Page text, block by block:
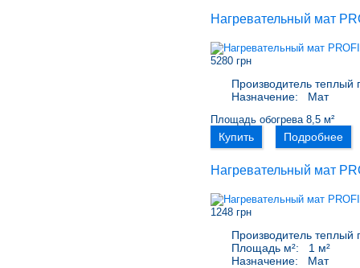
Нагревательный мат
5280 грн
Производитель теплый
Назначение:
Мат
Площадь обогрева 8,5 м²
Купить Подробнее
Нагревательный мат
1248 грн
Производитель теплый
Площадь м²:
1 м²
Назначение:
Мат